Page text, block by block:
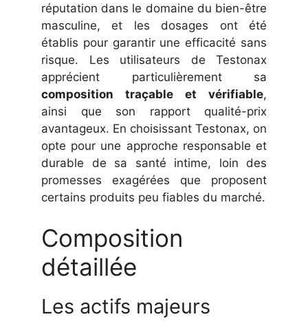
réputation dans le domaine du bien-être
masculine, et les dosages ont été
établis pour garantir une efficacité sans
risque. Les utilisateurs de Testonax
apprécient particulièrement sa
composition traçable et vérifiable,
ainsi que son rapport qualité-prix
avantageux. En choisissant Testonax, on
opte pour une approche responsable et
durable de sa santé intime, loin des
promesses exagérées que proposent
certains produits peu fiables du marché.
Composition
détaillée
Les actifs majeurs